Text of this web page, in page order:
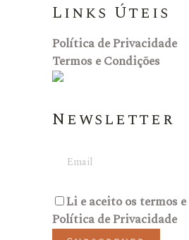
Links Úteis
Política de Privacidade
Termos e Condições
Newsletter
Li e aceito ostermos
Política de Privacidade